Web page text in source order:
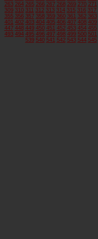
263 264 265 266 267 268 269 270 271
309 310 311 312 313 314 315 316 317
355 356 357 358 359 360 361 362 363
401 402 403 404 405 406 407 408 409
447 448 449 450 451 452 453 454 455
493 494 495 496 497 498 499 500 501
539 540 541 542 543 544 545